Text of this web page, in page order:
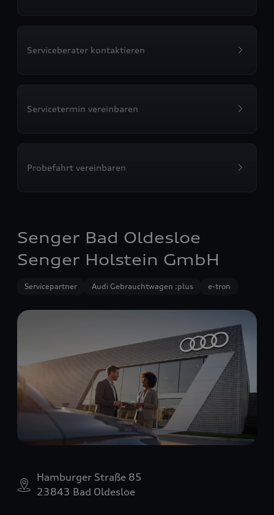
Serviceberater kontaktieren
Servicetermin vereinbaren
Probefahrt vereinbaren
Senger Bad Oldesloe
Senger Holstein GmbH
Servicepartner Audi Gebrauchtwagen :plus e-tron
Hamburger Straße 85
23843 Bad Oldesloe